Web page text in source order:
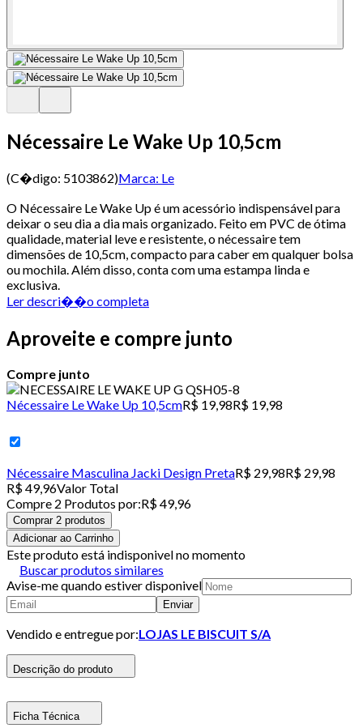
Nécessaire Le Wake Up 10,5cm
(C�digo: 5103862)Marca: Le
O Nécessaire Le Wake Up é um acessório indispensável para
deixar o seu dia a dia mais organizado. Feito em PVC de ótima
qualidade, material leve e resistente, o nécessaire tem
dimensões de 10,5cm, compacto para caber em qualquer bolsa
ou mochila. Além disso, conta com uma estampa linda e
exclusiva.
Ler descri��o completa
Aproveite e compre junto
Compre junto
Nécessaire Le Wake Up 10,5cmR$ 19,98R$ 19,98
Nécessaire Masculina Jacki Design PretaR$ 29,98R$ 29,98
R$ 49,96Valor Total
Compre 2 Produtos por:R$ 49,96
Comprar 2 produtos
Adicionar ao Carrinho
Este produto está indisponivel no momento
Buscar produtos similares
Avise-me quando estiver disponivel
Enviar
Vendido e entregue por:LOJAS LE BISCUIT S/A
Descrição do produto
Ficha Técnica